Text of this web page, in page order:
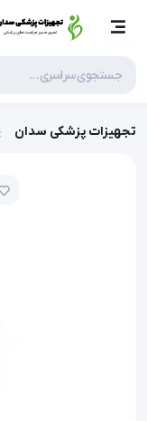
تجهیزات پزشکی سدان